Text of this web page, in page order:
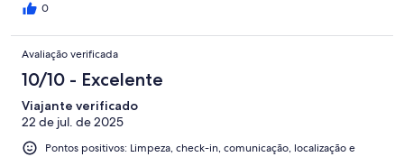
0
Avaliação verificada
10/10 - Excelente
Viajante verificado
22 de jul. de 2025
Pontos positivos: Limpeza, check-in, comunicação, localização e